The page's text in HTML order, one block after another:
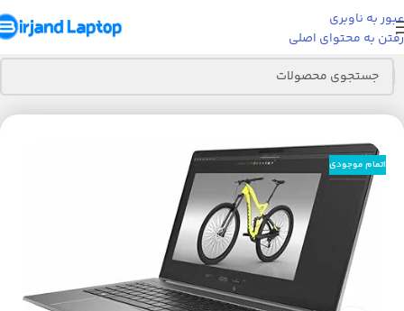
عبور به ناوبری
رفتن به محتوای اصلی
خانه لپ تاپ لپ تاپ HP
اتمام موجودی